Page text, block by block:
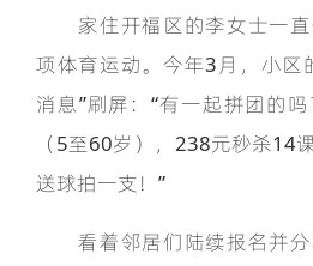
家住开福区的李女士一直
项体育运动。今年3月，小区
消息”刷屏：“有一起拼团的
（5至60岁），238元秒杀14
送球拍一支！”
看着邻居们陆续报名并分